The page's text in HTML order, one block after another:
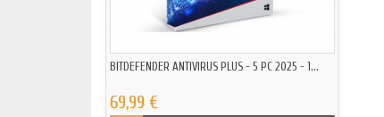
BITDEFENDER ANTIVIRUS PLUS - 5 PC 2025 - 1...
69,99 €